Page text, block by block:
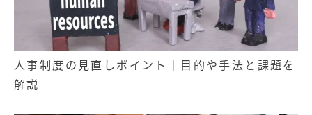
人事制度の見直しポイント｜目的や手法と課題を
解説